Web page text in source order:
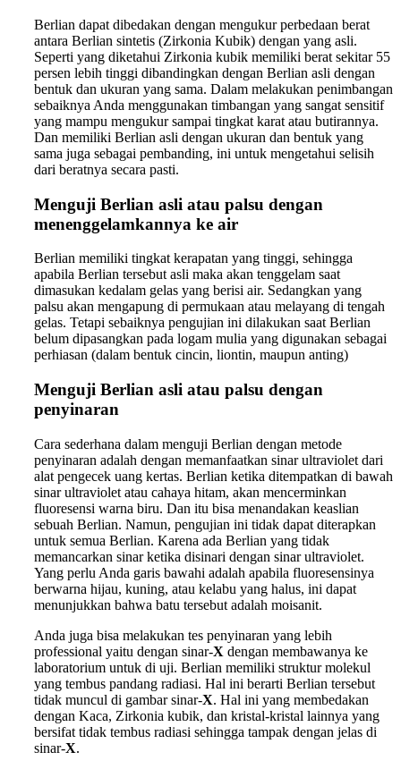
Berlian dapat dibedakan dengan mengukur perbedaan berat
antara Berlian sintetis (Zirkonia Kubik) dengan yang asli.
Seperti yang diketahui Zirkonia kubik memiliki berat sekitar 55
persen lebih tinggi dibandingkan dengan Berlian asli dengan
bentuk dan ukuran yang sama. Dalam melakukan penimbangan
sebaiknya Anda menggunakan timbangan yang sangat sensitif
yang mampu mengukur sampai tingkat karat atau butirannya.
Dan memiliki Berlian asli dengan ukuran dan bentuk yang
sama juga sebagai pembanding, ini untuk mengetahui selisih
dari beratnya secara pasti.
Menguji Berlian asli atau palsu dengan
menenggelamkannya ke air
Berlian memiliki tingkat kerapatan yang tinggi, sehingga
apabila Berlian tersebut asli maka akan tenggelam saat
dimasukan kedalam gelas yang berisi air. Sedangkan yang
palsu akan mengapung di permukaan atau melayang di tengah
gelas. Tetapi sebaiknya pengujian ini dilakukan saat Berlian
belum dipasangkan pada logam mulia yang digunakan sebagai
perhiasan (dalam bentuk cincin, liontin, maupun anting)
Menguji Berlian asli atau palsu dengan
penyinaran
Cara sederhana dalam menguji Berlian dengan metode
penyinaran adalah dengan memanfaatkan sinar ultraviolet dari
alat pengecek uang kertas. Berlian ketika ditempatkan di bawah
sinar ultraviolet atau cahaya hitam, akan mencerminkan
fluoresensi warna biru. Dan itu bisa menandakan keaslian
sebuah Berlian. Namun, pengujian ini tidak dapat diterapkan
untuk semua Berlian. Karena ada Berlian yang tidak
memancarkan sinar ketika disinari dengan sinar ultraviolet.
Yang perlu Anda garis bawahi adalah apabila fluoresensinya
berwarna hijau, kuning, atau kelabu yang halus, ini dapat
menunjukkan bahwa batu tersebut adalah moisanit.
Anda juga bisa melakukan tes penyinaran yang lebih
professional yaitu dengan sinar-X dengan membawanya ke
laboratorium untuk di uji. Berlian memiliki struktur molekul
yang tembus pandang radiasi. Hal ini berarti Berlian tersebut
tidak muncul di gambar sinar-X. Hal ini yang membedakan
dengan Kaca, Zirkonia kubik, dan kristal-kristal lainnya yang
bersifat tidak tembus radiasi sehingga tampak dengan jelas di
sinar-X.